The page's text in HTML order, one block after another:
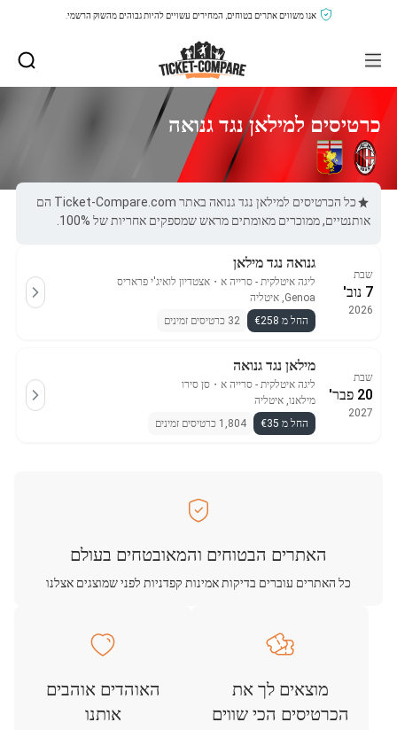
אנו משווים אתרים בטוחים, המחירים עשויים להיות גבוהים מהשוק הרשמי.
כרטיסים למילאן נגד גנואה
כל הכרטיסים למילאן נגד גנואה באתר Ticket-Compare.com הם
אותנטיים, ממוכרים מאומתים מראש שמספקים אחריות של 100%.
שבת
7 נוב'
2026
גנואה נגד מילאן
ליגה איטלקית - סרייה א ・ אצטדיון לואיג'י פראריס
Genoa, איטליה
החל מ €258
32 כרטיסים זמינים
שבת
20 פבר'
2027
מילאן נגד גנואה
ליגה איטלקית - סרייה א ・ סן סירו
מילאנו, איטליה
החל מ €35
1,804 כרטיסים זמינים
האתרים הבטוחים והמאובטחים בעולם
כל האתרים עוברים בדיקות אמינות קפדניות לפני שמוצגים אצלנו
מוצאים לך את
הכרטיסים הכי שווים
האוהדים אוהבים
אותנו